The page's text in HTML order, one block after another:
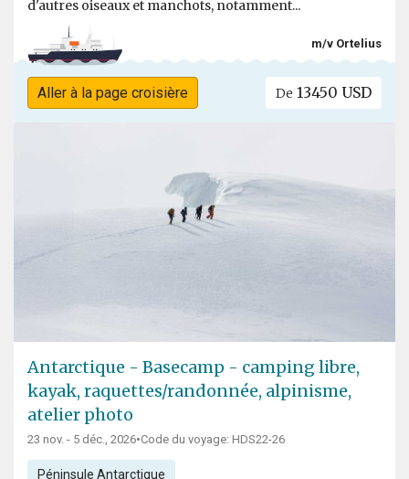
d'autres oiseaux et manchots, notamment...
m/v Ortelius
Aller à la page croisière De 13450 USD
Antarctique - Basecamp - camping libre,
kayak, raquettes/randonnée, alpinisme,
atelier photo
23 nov. - 5 déc., 2026•Code du voyage: HDS22-26
Péninsule Antarctique